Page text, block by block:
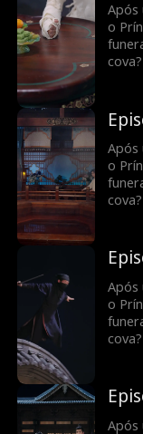
Após
o
cova?
Após
o
cova?
Após
o
cova?
Após